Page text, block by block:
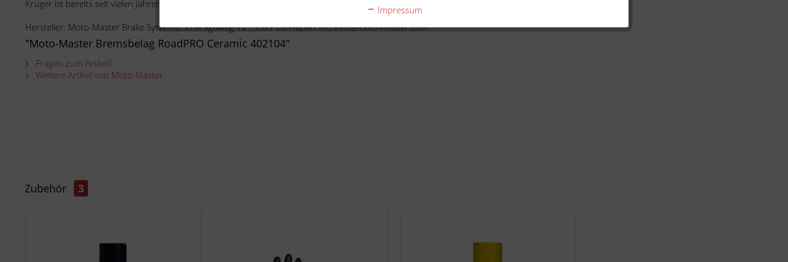
Krüger ist bereits seit vielen Jahren Distributor von Moto-Master
Hersteller: Moto-Master Brake Systems, Smaragdweg 12 , 5527 LB Hapert NL, info@moto-master.com
"Moto-Master Bremsbelag RoadPRO Ceramic 402104"
Fragen zum Artikel?
Weitere Artikel von Moto-Master
Zubehör 3
Impressum